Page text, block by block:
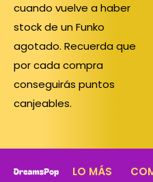
cuando vuelve a haber
stock de un Funko
agotado. Recuerda que
por cada compra
conseguirás puntos
canjeables.
LO MÁS